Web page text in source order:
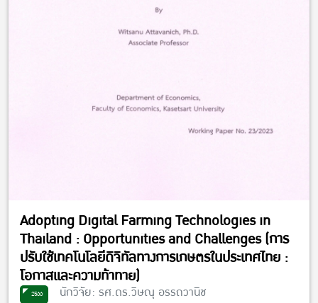
Adopting Digital Farming Technologies in
Thailand : Opportunities and Challenges (การ
ปรับใช้เทคโนโลยีดิจิทัลทางการเกษตรในประเทศไทย :
โอกาสและความท้าทาย)
2566
นักวิจัย: รศ.ดร.วิษณุ อรรถวานิช